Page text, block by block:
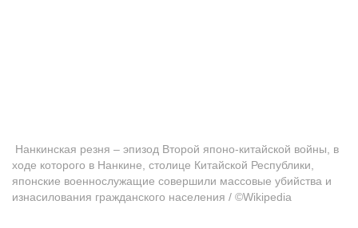
­­ Нанкинская резня – эпизод Второй японо-китайской войны, в
ходе которого в Нанкине, столице Китайской Республики,
японские военнослужащие совершили массовые убийства и
изнасилования гражданского населения / ©Wikipedia